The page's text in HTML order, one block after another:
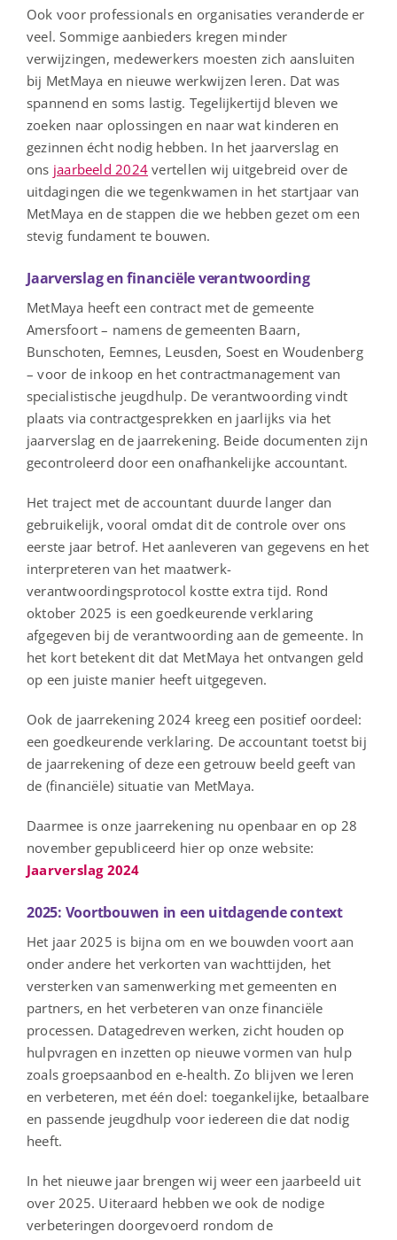
Ook voor professionals en organisaties veranderde er
veel. Sommige aanbieders kregen minder
verwijzingen, medewerkers moesten zich aansluiten
bij MetMaya en nieuwe werkwijzen leren. Dat was
spannend en soms lastig. Tegelijkertijd bleven we
zoeken naar oplossingen en naar wat kinderen en
gezinnen écht nodig hebben. In het jaarverslag en
ons jaarbeeld 2024 vertellen wij uitgebreid over de
uitdagingen die we tegenkwamen in het startjaar van
MetMaya en de stappen die we hebben gezet om een
stevig fundament te bouwen.
Jaarverslag en financiële verantwoording
MetMaya heeft een contract met de gemeente
Amersfoort – namens de gemeenten Baarn,
Bunschoten, Eemnes, Leusden, Soest en Woudenberg
– voor de inkoop en het contractmanagement van
specialistische jeugdhulp. De verantwoording vindt
plaats via contractgesprekken en jaarlijks via het
jaarverslag en de jaarrekening. Beide documenten zijn
gecontroleerd door een onafhankelijke accountant.
Het traject met de accountant duurde langer dan
gebruikelijk, vooral omdat dit de controle over ons
eerste jaar betrof. Het aanleveren van gegevens en het
interpreteren van het maatwerk-
verantwoordingsprotocol kostte extra tijd. Rond
oktober 2025 is een goedkeurende verklaring
afgegeven bij de verantwoording aan de gemeente. In
het kort betekent dit dat MetMaya het ontvangen geld
op een juiste manier heeft uitgegeven.
Ook de jaarrekening 2024 kreeg een positief oordeel:
een goedkeurende verklaring. De accountant toetst bij
de jaarrekening of deze een getrouw beeld geeft van
de (financiële) situatie van MetMaya.
Daarmee is onze jaarrekening nu openbaar en op 28
november gepubliceerd hier op onze website:
Jaarverslag 2024
2025: Voortbouwen in een uitdagende context
Het jaar 2025 is bijna om en we bouwden voort aan
onder andere het verkorten van wachttijden, het
versterken van samenwerking met gemeenten en
partners, en het verbeteren van onze financiële
processen. Datagedreven werken, zicht houden op
hulpvragen en inzetten op nieuwe vormen van hulp
zoals groepsaanbod en e-health. Zo blijven we leren
en verbeteren, met één doel: toegankelijke, betaalbare
en passende jeugdhulp voor iedereen die dat nodig
heeft.
In het nieuwe jaar brengen wij weer een jaarbeeld uit
over 2025. Uiteraard hebben we ook de nodige
verbeteringen doorgevoerd rondom de